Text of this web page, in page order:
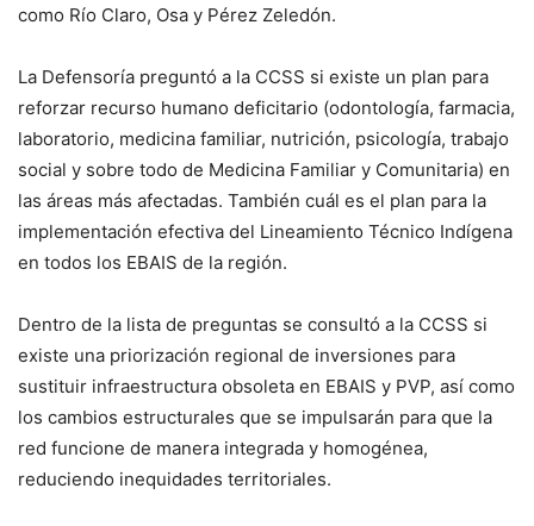
como Río Claro, Osa y Pérez Zeledón.
La Defensoría preguntó a la CCSS si existe un plan para
reforzar recurso humano deficitario (odontología, farmacia,
laboratorio, medicina familiar, nutrición, psicología, trabajo
social y sobre todo de Medicina Familiar y Comunitaria) en
las áreas más afectadas. También cuál es el plan para la
implementación efectiva del Lineamiento Técnico Indígena
en todos los EBAIS de la región.
Dentro de la lista de preguntas se consultó a la CCSS si
existe una priorización regional de inversiones para
sustituir infraestructura obsoleta en EBAIS y PVP, así como
los cambios estructurales que se impulsarán para que la
red funcione de manera integrada y homogénea,
reduciendo inequidades territoriales.